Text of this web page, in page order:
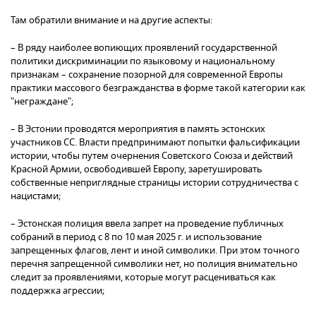
Там обратили внимание и на другие аспекты:
– В ряду наиболее вопиющих проявлений государственной
политики дискриминации по языковому и национальному
признакам – сохранение позорной для современной Европы
практики массового безгражданства в форме такой категории как
"неграждане";
– В Эстонии проводятся мероприятия в память эстонских
участников СС. Власти предпринимают попытки фальсификации
истории, чтобы путем очернения Советского Союза и действий
Красной Армии, освободившей Европу, заретушировать
собственные неприглядные страницы истории сотрудничества с
нацистами;
– Эстонская полиция ввела запрет на проведение публичных
собраний в период с 8 по 10 мая 2025 г. и использование
запрещенных флагов, лент и иной символики. При этом точного
перечня запрещенной символики нет, но полиция внимательно
следит за проявлениями, которые могут расцениваться как
поддержка агрессии;